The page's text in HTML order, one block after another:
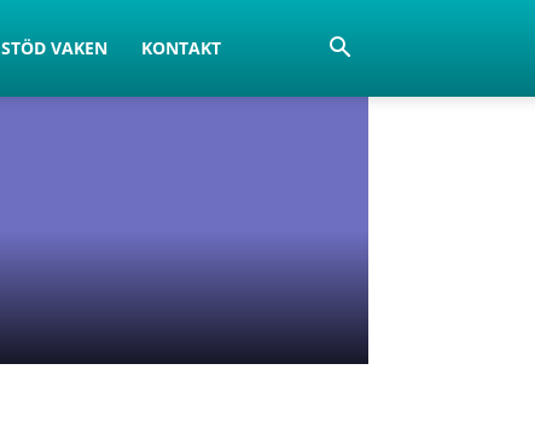
STÖD VAKEN KONTAKT